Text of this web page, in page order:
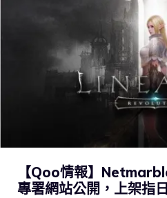
【Qoo情報】
專署網站公開，上架指